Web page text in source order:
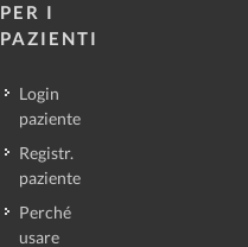
PER I
PAZIENTI
Login
paziente
Registr.
paziente
Perché
usare